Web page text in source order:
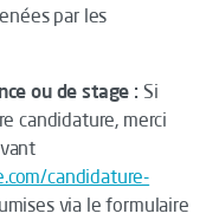
par les
ou de stage : Si
candidature, merci
candidature-
via le formulaire